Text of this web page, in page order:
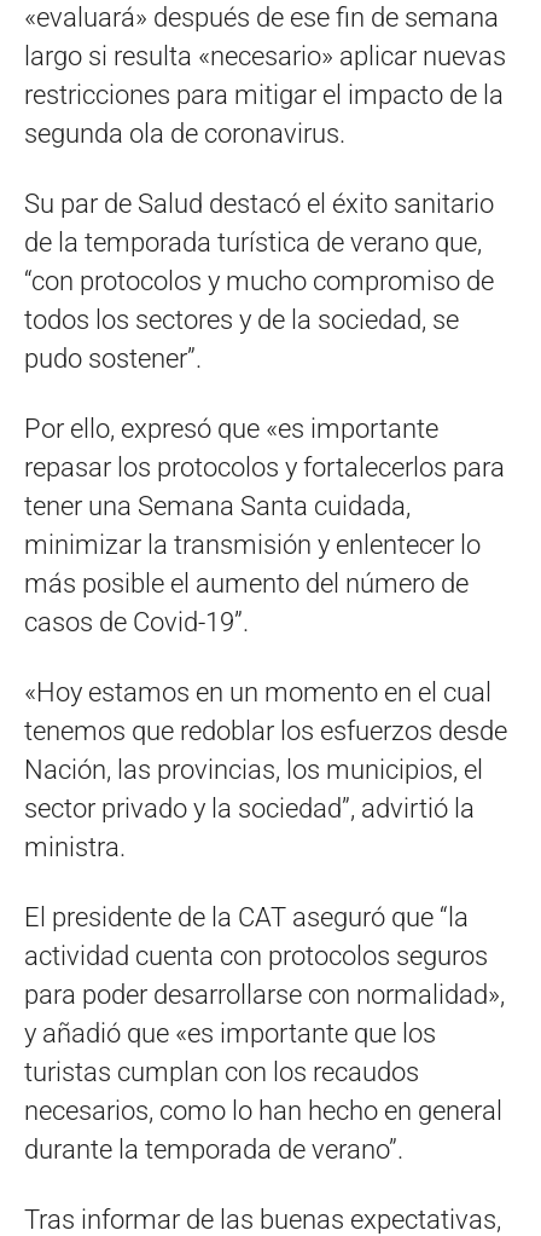
«evaluará» después de ese fin de semana
largo si resulta «necesario» aplicar nuevas
restricciones para mitigar el impacto de la
segunda ola de coronavirus.
Su par de Salud destacó el éxito sanitario
de la temporada turística de verano que,
“con protocolos y mucho compromiso de
todos los sectores y de la sociedad, se
pudo sostener”.
Por ello, expresó que «es importante
repasar los protocolos y fortalecerlos para
tener una Semana Santa cuidada,
minimizar la transmisión y enlentecer lo
más posible el aumento del número de
casos de Covid-19”.
«Hoy estamos en un momento en el cual
tenemos que redoblar los esfuerzos desde
Nación, las provincias, los municipios, el
sector privado y la sociedad”, advirtió la
ministra.
El presidente de la CAT aseguró que “la
actividad cuenta con protocolos seguros
para poder desarrollarse con normalidad»,
y añadió que «es importante que los
turistas cumplan con los recaudos
necesarios, como lo han hecho en general
durante la temporada de verano”.
Tras informar de las buenas expectativas,